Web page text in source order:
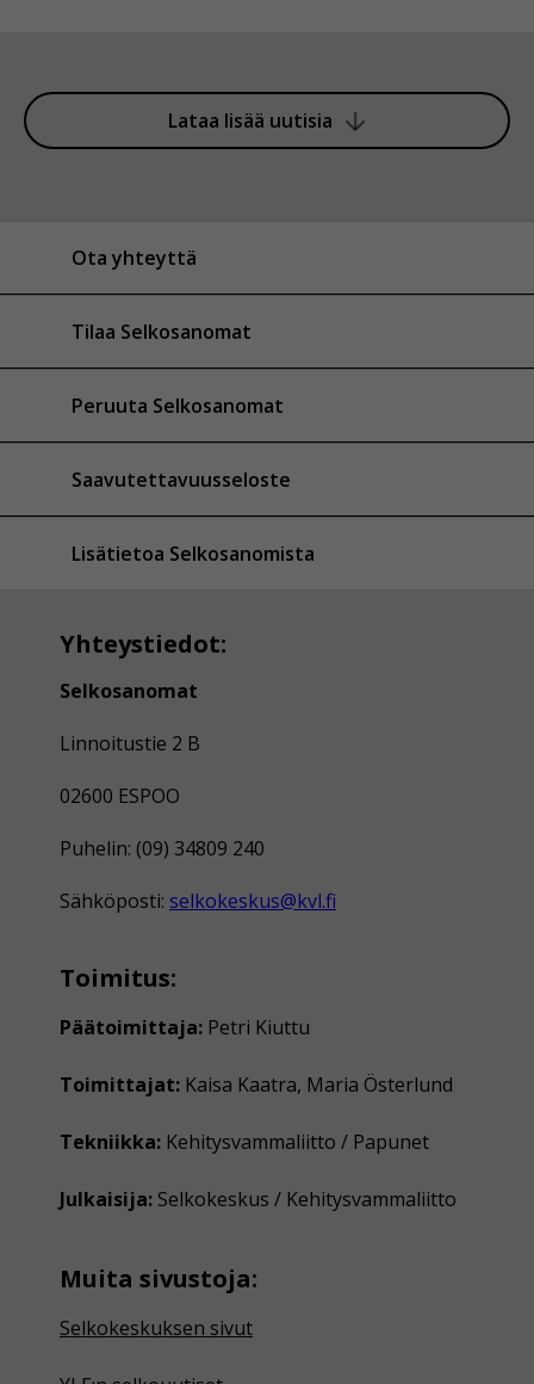
Lataa lisää uutisia
Ota yhteyttä
Tilaa Selkosanomat
Peruuta Selkosanomat
Saavutettavuusseloste
Lisätietoa Selkosanomista
Yhteystiedot:
Selkosanomat
Linnoitustie 2 B
02600 ESPOO
Puhelin: (09) 34809 240
Sähköposti: selkokeskus@kvl.fi
Toimitus:
Päätoimittaja: Petri Kiuttu
Toimittajat: Kaisa Kaatra, Maria Österlund
Tekniikka: Kehitysvammaliitto / Papunet
Julkaisija: Selkokeskus / Kehitysvammaliitto
Muita sivustoja:
Selkokeskuksen sivut